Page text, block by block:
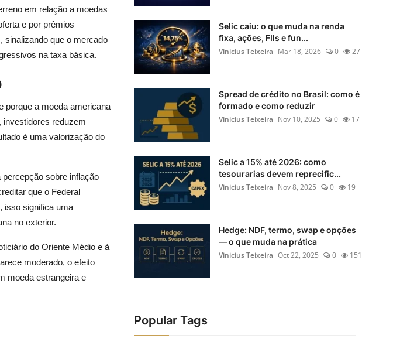
em relação a moedas
e por prêmios
sinalizando que o mercado
na taxa básica.
porque a moeda americana
investidores reduzem
é uma valorização do
sobre inflação
que o Federal
isso significa uma
no exterior.
do Oriente Médio e à
moderado, o efeito
moeda estrangeira e
Selic caiu: o que muda na renda
fixa, ações, FIIs e fun...
Vinicius Teixeira Mar 18, 2026 0 27
Spread de crédito no Brasil: como é
formado e como reduzir
Vinicius Teixeira Nov 10, 2025 0 17
Selic a 15% até 2026: como
tesourarias devem reprecific...
Vinicius Teixeira Nov 8, 2025 0 19
Hedge: NDF, termo, swap e opções
— o que muda na prática
Vinicius Teixeira Oct 22, 2025 0 151
Popular Tags